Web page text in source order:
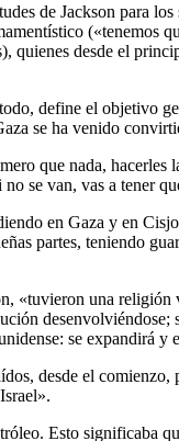
de Jackson para
(«tenemos
desde el
define el objetivo
se ha venido
que nada,
se van, vas a tener
en Gaza y en
partes, teniendo
«tuvieron una
se expandirá
desde el
Esto significaba